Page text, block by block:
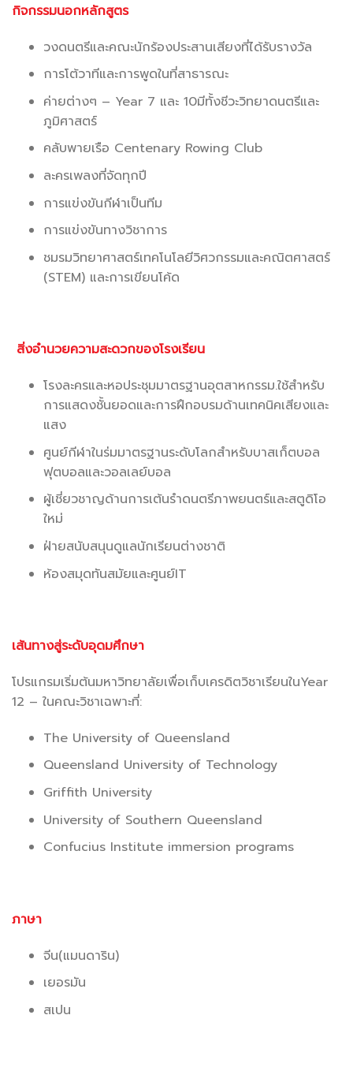
กิจกรรมนอกหลักสูตร
วงดนตรีและคณะนักร้องประสานเสียงที่ได้รับรางวัล
การโต้วาทีและการพูดในที่สาธารณะ
ค่ายต่างๆ – Year 7 และ 10มีทั้งชีวะวิทยาดนตรีและ
ภูมิศาสตร์
คลับพายเรือ Centenary Rowing Club
ละครเพลงที่จัดทุกปี
การแข่งขันกีฬาเป็นทีม
การแข่งขันทางวิชาการ
ชมรมวิทยาศาสตร์เทคโนโลยีวิศวกรรมและคณิตศาสตร์
(STEM) และการเขียนโค้ด
สิ่งอำนวยความสะดวกของโรงเรียน
โรงละครและหอประชุมมาตรฐานอุตสาหกรรม.ใช้สำหรับ
การแสดงชั้นยอดและการฝึกอบรมด้านเทคนิคเสียงและ
แสง
ศูนย์กีฬาในร่มมาตรฐานระดับโลกสำหรับบาสเก็ตบอล
ฟุตบอลและวอลเลย์บอล
ผู้เชี่ยวชาญด้านการเต้นรำดนตรีภาพยนตร์และสตูดิโอ
ใหม่
ฝ่ายสนับสนุนดูแลนักเรียนต่างชาติ
ห้องสมุดทันสมัยและศูนย์IT
เส้นทางสู่ระดับอุดมศึกษา
โปรแกรมเริ่มต้นมหาวิทยาลัยเพื่อเก็บเครดิตวิชาเรียนในYear
12 – ในคณะวิชาเฉพาะที่:
The University of Queensland
Queensland University of Technology
Griffith University
University of Southern Queensland
Confucius Institute immersion programs
ภาษา
จีน(แมนดาริน)
เยอรมัน
สเปน